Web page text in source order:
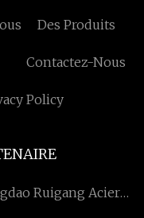
Des Produits
Contactez-Nous
Policy
Acier